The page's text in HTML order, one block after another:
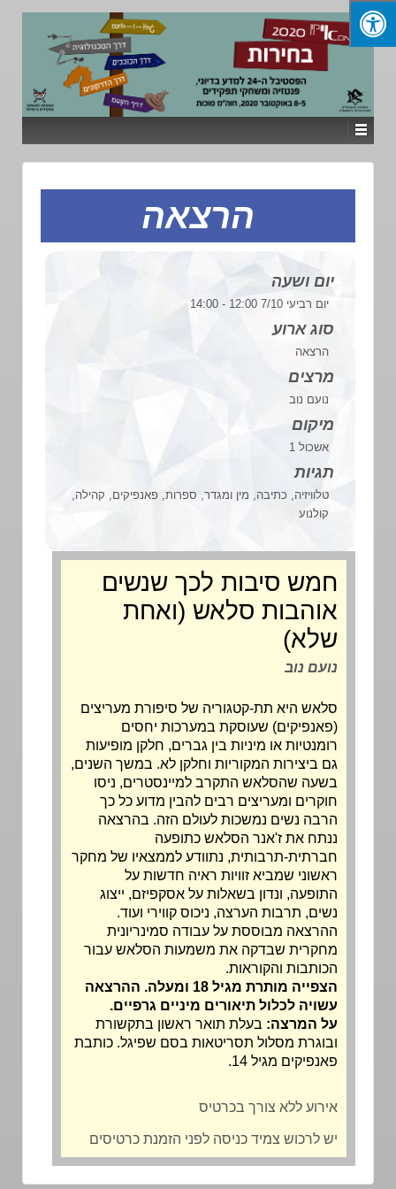
הרצאה
יום ושעה
יום רביעי 7/10 12:00 - 14:00
סוג ארוע
מרצים
טלוויזיה, כתיבה, מין ומגדר, ספרות, פאנפיקים, קהילה,
חמש סיבות לכך שנשים
אוהבות סלאש (ואחת
שלא)
נועם נוב
סלאש היא תת-קטגוריה של סיפורת מעריצים
(פאנפיקים) שעוסקת במערכות יחסים
רומנטיות או מיניות בין גברים, חלקן מופיעות
גם ביצירות המקוריות וחלקן לא. במשך השנים,
בשעה שהסלאש התקרב למיינסטרים, ניסו
חוקרים ומעריצים רבים להבין מדוע כל כך
הרבה נשים נמשכות לעולם הזה. בהרצאה
ננתח את ז'אנר הסלאש כתופעה
חברתית-תרבותית, נתוודע לממצאיו של מחקר
ראשוני שמביא זוויות ראיה חדשות על
התופעה, ונדון בשאלות על אסקפיזם, ייצוג
נשים, תרבות הערצה, ניכוס קווירי ועוד.
ההרצאה מבוססת על עבודה סמינריונית
מחקרית שבדקה את משמעות הסלאש עבור
הכותבות והקוראות.
הצפייה מותרת מגיל 18 ומעלה. ההרצאה
עשויה לכלול תיאורים מיניים גרפיים.
על המרצה:בעלת תואר ראשון בתקשורת
ובוגרת מסלול תסריטאות בסם שפיגל. כותבת
פאנפיקים מגיל 14.
אירוע ללא צורך בכרטיס
יש לרכוש צמיד כניסה לפני הזמנת כרטיסים